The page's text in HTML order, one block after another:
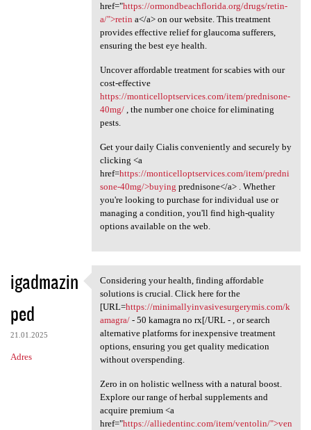
href="https://ormondbeachflorida.org/drugs/retin-
a/">retin a</a> on our website. This treatment
provides effective relief for glaucoma sufferers,
ensuring the best eye health.
Uncover affordable treatment for scabies with our
cost-effective
https://monticelloptservices.com/item/prednisone-
40mg/, the number one choice for eliminating
pests.
Get your daily Cialis conveniently and securely by
clicking <a
href=https://monticelloptservices.com/item/predni
sone-40mg/>buying prednisone</a> . Whether
you're looking to purchase for individual use or
managing a condition, you'll find high-quality
options available on the web.
igadmazin
ped
21.01.2025
Adres
Considering your health,
Considering your health, finding affordable
solutions is crucial. Click here for the
[URL=https://minimallyinvasivesurgerymis.com/k
amagra/- 50 kamagra no rx[/URL - , or search
alternative platforms for inexpensive treatment
options, ensuring you get quality medication
without overspending.
Zero in on holistic wellness with a natural boost.
Explore our range of herbal supplements and
acquire premium <a
href="https://alliedentinc.com/item/ventolin/">ven